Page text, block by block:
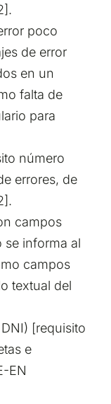
poco
de error
en un
falta de
para
número
errores, de
campos
se informa al
campos
textual del
[requisito
e
EN